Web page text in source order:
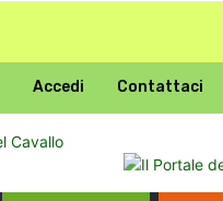
Accedi Contattaci